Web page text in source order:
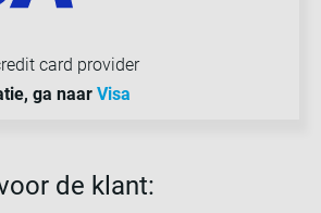
card provider
ga naar Visa
de klant: